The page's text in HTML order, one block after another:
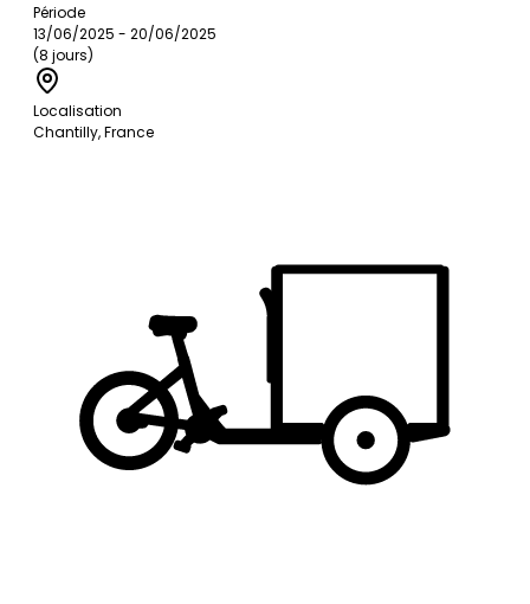
Période
13/06/2025 - 20/06/2025
(8 jours)
Localisation
Chantilly, France